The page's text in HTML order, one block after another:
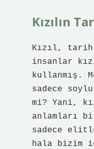
Kızılın
Kızıl, tarih
insanlar
kullanmış.
sadece
mi? Yani,
anlamları
sadece
hala bizim